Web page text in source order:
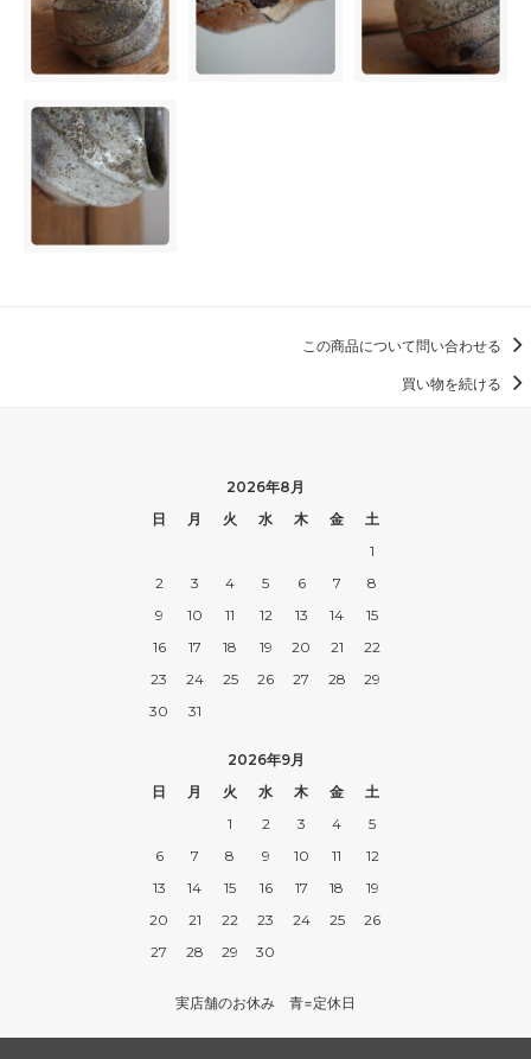
この商品について問い合わせる
買い物を続ける
2026年8月
日
月 火 水 木 金
土
1
2
3 4 5 6 7
8
9
10 11 12 13 14
15
16
17 18 19 20 21
22
23
24 25 26 27 28
29
30
31
2026年9月
日
月 火 水 木 金
土
1
2 3 4
5
6
7 8 9 10 11
12
13
14 15 16 17 18
19
20
21 22 23 24 25
26
27
28 29 30
実店舗のお休み 青=定休日